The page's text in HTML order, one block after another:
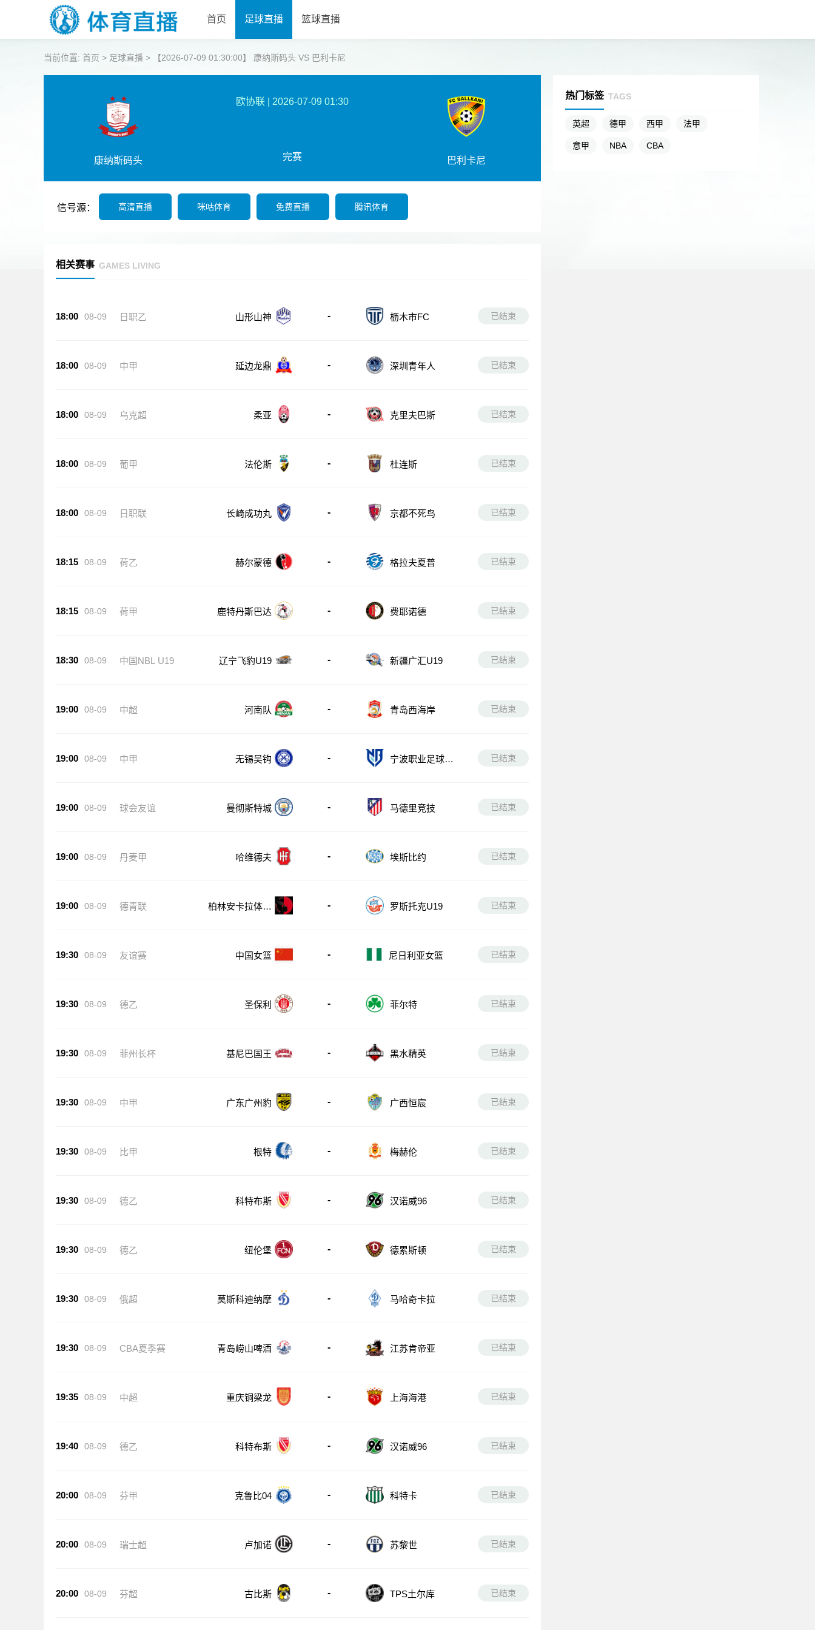
首页 足球直播 篮球直播
当前位置: 首页 > 足球直播 > 【2026-07-09 01:30:00】 康纳斯码头 VS 巴利卡尼
康纳斯码头
欧协联 2026-07-09 01:30
完赛 巴利卡尼
信号源： 高清直播 咪咕体育 免费直播 腾讯体育
相关赛事 GAMES LIVING
18:00 08-09 日职乙 山形山神 - 枥木市FC 已结束
18:00 08-09 中甲 延边龙鼎 - 深圳青年人 已结束
18:00 08-09 乌克超 柔亚 - 克里夫巴斯 已结束
18:00 08-09 葡甲 法伦斯 - 杜连斯 已结束
18:00 08-09 日职联 长崎成功丸 - 京都不死鸟 已结束
18:15 08-09 荷乙 赫尔蒙德 - 格拉夫夏普 已结束
18:15 08-09 荷甲 鹿特丹斯巴达 - 费耶诺德 已结束
18:30 08-09 中国NBL U19 辽宁飞豹U19 - 新疆广汇U19 已结束
19:00 08-09 中超 河南队 - 青岛西海岸 已结束
19:00 08-09 中甲 无锡吴钩 -
宁波职业足球俱
已结束
19:00 08-09 球会友谊 曼彻斯特城 - 马德里竞技 已结束
19:00 08-09 丹麦甲 哈维德夫 - 埃斯比约 已结束
19:00 08-09 德青联
柏林安卡拉体育
- 罗斯托克U19 已结束
19:30 08-09 友谊赛 中国女篮 - 尼日利亚女篮 已结束
19:30 08-09 德乙 圣保利 - 菲尔特 已结束
19:30 08-09 菲州长杯 基尼巴国王 - 黑水精英 已结束
19:30 08-09 中甲 广东广州豹 - 广西恒宸 已结束
19:30 08-09 比甲 根特 - 梅赫伦 已结束
19:30 08-09 德乙 科特布斯 - 汉诺威96 已结束
19:30 08-09 德乙 纽伦堡 - 德累斯顿 已结束
19:30 08-09 俄超 莫斯科迪纳摩 - 马哈奇卡拉 已结束
19:30 08-09 CBA夏季赛 青岛崂山啤酒 - 江苏肯帝亚 已结束
19:35 08-09 中超 重庆铜梁龙 - 上海海港 已结束
19:40 08-09 德乙 科特布斯 - 汉诺威96 已结束
20:00 08-09 芬甲 克鲁比04 - 科特卡 已结束
20:00 08-09 瑞士超 卢加诺 - 苏黎世 已结束
20:00 08-09 芬超 古比斯 - TPS土尔库 已结束
热门标签 TAGS
英超 德甲 西甲 法甲
意甲 NBA CBA